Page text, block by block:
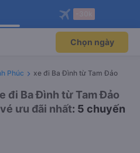
ngay!
viên độc
Mở app
vé máy bay qua
Mở app
Chọn ngày
Phúc xe đi Ba Đình từ Tam Đảo
đi Ba Đình từ Tam Đảo
ưu đãi nhất: 5 chuyến